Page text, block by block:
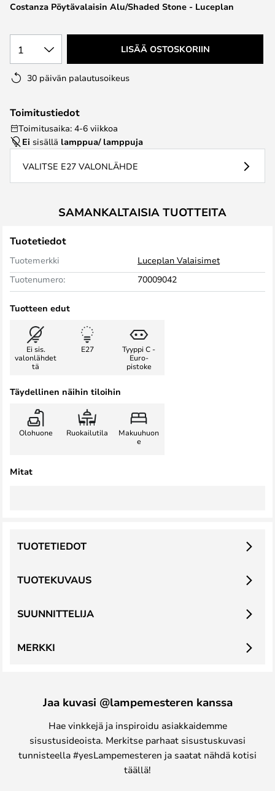
gallery
Costanza Pöytävalaisin Alu/Shaded Stone - Luceplan
1 LISÄÄ OSTOSKORIIN
30 päivän palautusoikeus
Toimitustiedot
Toimitusaika: 4-6 viikkoa
Ei sisällä lamppua/ lamppuja
VALITSE E27 VALONLÄHDE
SAMANKALTAISIA TUOTTEITA
Tuotetiedot
Tuotemerkki
Luceplan Valaisimet
Tuotenumero:
70009042
Tuotteen edut
Ei sis.
valonlähdet
tä
E27
Tyyppi C -
Euro-
pistoke
Täydellinen näihin tiloihin
Olohuone Ruokailutila
Makuuhuon
e
Mitat
TUOTEKUVAUS
TUOTETIEDOT
SUUNNITTELIJA
MERKKI
Jaa kuvasi @lampemesteren kanssa
Hae vinkkejä ja inspiroidu asiakkaidemme
sisustusideoista. Merkitse parhaat sisustuskuvasi
tunnisteella #yesLampemesteren ja saatat nähdä kotisi
täällä!